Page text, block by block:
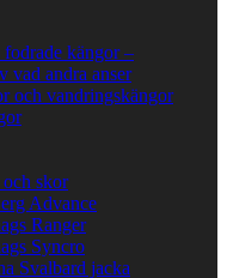
kängor –
vad andra anser
och vandringskängor
skor
Advance
Ranger
Syncro
Svalbard jacka